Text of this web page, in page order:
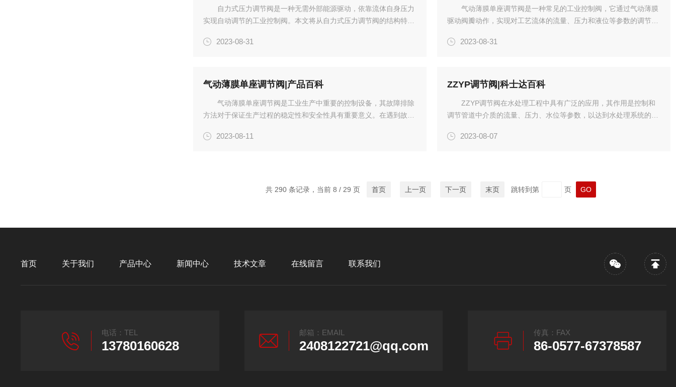
自力式压力调节阀是一种无需外部能源驱动，依靠流体自身压力
实现自动调节的工业控制阀。本文将从自力式压力调节阀的结构特
面进行详细介绍。一、结构特点自力式压力调节阀主要由阀体、阀
2023-08-31
气动薄膜单座调节阀是一种常见的工业控制阀，它通过气动薄膜
驱动阀瓣动作，实现对工艺流体的流量、压力和液位等参数的调节。
型注意事项、应用领域和未来发展等方面进行详细介绍。一、结构特
2023-08-31
气动薄膜单座调节阀|产品百科
气动薄膜单座调节阀是工业生产中重要的控制设备，其故障排除
方法对于保证生产过程的稳定性和安全性具有重要意义。在遇到故障
同时，定期对气动薄膜单座调节阀进行维护和保养，可以有效地减少
2023-08-11
ZZYP调节阀|科士达百科
ZZYP调节阀在水处理工程中具有广泛的应用，其作用是控制和
调节管道中介质的流量、压力、水位等参数，以达到水处理系统的工
用。一、流量控制可以控制管道中的介质流量，使其达到水处理系
2023-08-07
共 290 条记录，当前 8 / 29 页 首页 上一页 下一页 末页 跳转到第 页
首页 关于我们 产品中心 新闻中心 技术文章 在线留言 联系我们
电话：TEL
13780160628
邮箱：EMAIL
2408122721@qq.com
传真：FAX
86-0577-67378587